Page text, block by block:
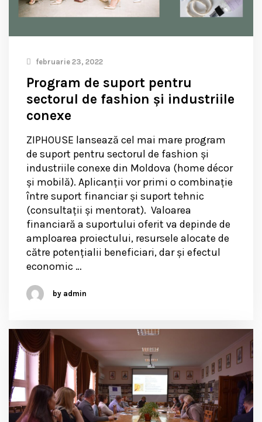
februarie 23, 2022
Program de suport pentru
sectorul de fashion și industriile
conexe
ZIPHOUSE lansează cel mai mare program
de suport pentru sectorul de fashion și
industriile conexe din Moldova (home décor
și mobilă). Aplicanții vor primi o combinație
între suport financiar și suport tehnic
(consultații și mentorat). Valoarea
financiară a suportului oferit va depinde de
amploarea proiectului, resursele alocate de
către potențialii beneficiari, dar și efectul
economic …
by admin